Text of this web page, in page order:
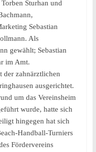
Sturhan und
Sebastian
Als
gewählt; Sebastian
im Amt.
der zahnärztlichen
ausgerichtet.
um das Vereinsheim
wurde, hatte sich
hingegen hat sich
Handball-Turniers
Fördervereins